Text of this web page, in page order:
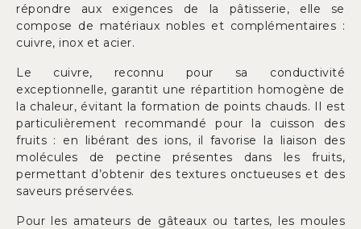
répondre aux exigences de la pâtisserie, elle se
compose de matériaux nobles et complémentaires :
cuivre, inox et acier.
Le cuivre, reconnu pour sa conductivité
exceptionnelle, garantit une répartition homogène de
la chaleur, évitant la formation de points chauds. Il est
particulièrement recommandé pour la cuisson des
fruits : en libérant des ions, il favorise la liaison des
molécules de pectine présentes dans les fruits,
permettant d’obtenir des textures onctueuses et des
saveurs préservées.
Pour les amateurs de gâteaux ou tartes, les moules